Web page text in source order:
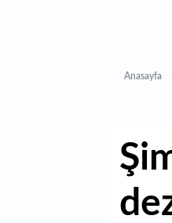
Anasayfa